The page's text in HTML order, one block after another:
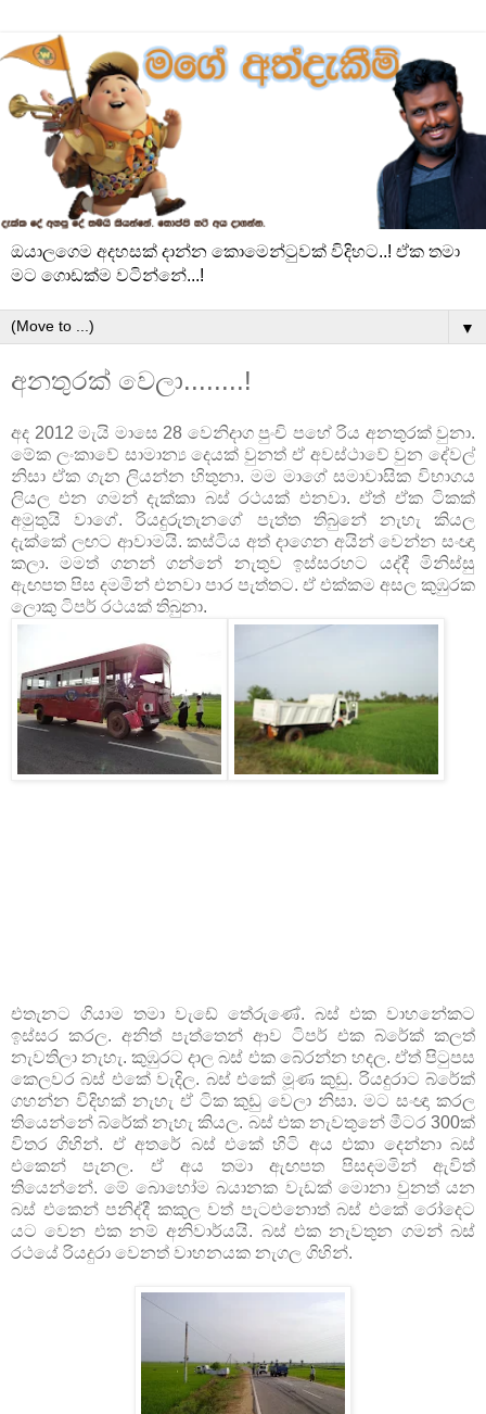
ඔයාලගෙම අදහසක් දාන්න කොමෙන්ටුවක් විදිහට..! ඒක තමා
මට ගොඩක්ම වටින්නේ...!
▼
අනතුරක් වෙලා........!
අද 2012 මැයි මාසෙ 28 වෙනිදාග පුංචි පහේ රිය අනතුරක් වුනා.
මේක ලංකාවේ සාමාන්‍ය දෙයක් වුනත් ඒ අවස්ථාවේ වුන දේවල්
නිසා ඒක ගැන ලියන්න හිතුනා. මම මාගේ සමාවාසික විභාගය
ලියල එන ගමන් දැක්කා බස් රථයක් එනවා. ඒත් ඒක ටිකක්
අමුතුයි වාගේ. රියදුරුතැනගේ පැත්ත තිබුනේ නැහැ කියල
දැක්කේ ලඟට ආවාමයි. කස්ටිය අත් දාගෙන අයින් වෙන්න සංඥා
කලා. මමත් ගනන් ගන්නේ නැතුව ඉස්සරහට යද්දී මිනිස්සු
ඇඟපත පිස දමමින් එනවා පාර පැත්තට. ඒ එක්කම අසල කුඹුරක
ලොකු ටිපර් රථයක් තිබුනා.
එතැනට ගියාම තමා වැඩේ තේරු‍ණේ. බස් එක වාහනේකට
ඉස්සර කරල. අනිත් පැත්තෙන් ආව ටිපර් එක බ්රේක් කලත්
නැවතිලා නැහැ. කුඹුරට දාල බස් එක බේරන්න හදල. ඒත් පිටුපස
කෙලවර බස් එකේ වැදිල. බස් එකේ මූණ කුඩු. රියදුරාට බ්රේක්
ගහන්න විදිහක් නැහැ ඒ ටික කුඩු වෙලා නිසා. මට සංඥා කරල
තියෙන්නේ බ්රේක් නැහැ කියල. බස් එක නැවතුනේ මීටර 300ක්
විතර ගිහින්. ඒ අතරේ බස් එකේ හිටි අය එකා දෙන්නා බස්
එකෙන් පැනල. ඒ අය තමා ඇඟපත පිසදමමින් ඇවිත්
තියෙන්නේ. මේ බොහෝම බයානක වැඩක් මොනා වුනත් යන
බස් එකෙන් පනිද්දී කකුල වත් පැටළුනොත් බස් එකේ රෝදෙට
යට වෙන එක නම් අනිවාර්යයි. බස් එක නැවතුන ගමන් බස්
රථයේ රියදුරා වෙනත් වාහනයක නැගල ගිහින්.